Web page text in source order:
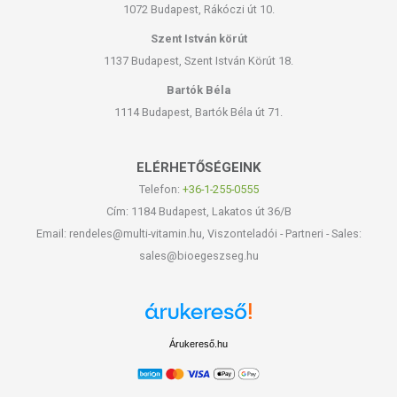
Tárolás: Száraz, hűvös, fényvédett helyen, gyermekektől elzárva.
Gyártó: Neuston Healthcare Kft.
Az oldalunkon lévő adatokat folyamatosan frissítjük, törekszünk arra,
termékfotókat, tápérték-, összetétel-, és allergén információkat is) csak
tájékoztató jellegűek, a tényleges értékek eltérhetnek az élelmiszerek
természetéből adódóan. A friss, aktuális információkat a termékek
alkalmas. Betegség esetén használatát beszélje meg
alkalmazási mennyiséget ne lépje túl! Ne használja irritált vagy sérült
bármelyikére érzékeny vagy allergiás! Ha kiütés jelentkezik,
1072 Budapest, Rákóczi út 10.
Szent István körút
1137 Budapest, Szent István Körút 18.
Bartók Béla
1114 Budapest, Bartók Béla út 71.
ELÉRHETŐSÉGEINK
Telefon: +36-1-255-0555
Cím: 1184 Budapest, Lakatos út 36/B
Email: rendeles@multi-vitamin.hu, Viszonteladói - Partneri - Sales:
sales@bioegeszseg.hu
Árukereső.hu